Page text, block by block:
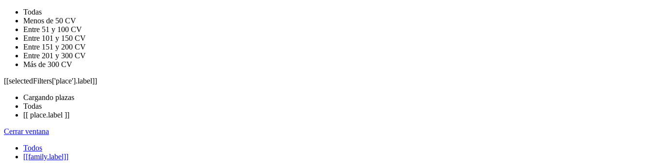
Todas
Menos de 50 CV
Entre 51 y 100 CV
Entre 101 y 150 CV
Entre 151 y 200 CV
Entre 201 y 300 CV
Más de 300 CV
[[selectedFilters['place'].label]]
Cargando plazas
Todas
[[ place.label ]]
Cerrar ventana
Todos
[[family.label]]